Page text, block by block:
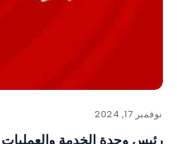
نوفمبر 17, 2024
رئيس وحدة الخدمة